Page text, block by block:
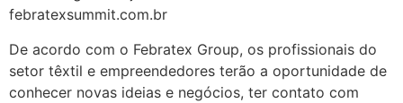
febratexsummit.com.br
De acordo com o Febratex Group, os profissionais do
setor têxtil e empreendedores terão a oportunidade de
conhecer novas ideias e negócios, ter contato com